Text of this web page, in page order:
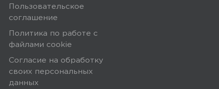
некоторые виды товаров под
Дополнительные вопросы вы можете
задать по телефону
Пользовательское
соглашение
Политика по работе с
файлами сookie
Согласие на обработку
своих персональных
данных